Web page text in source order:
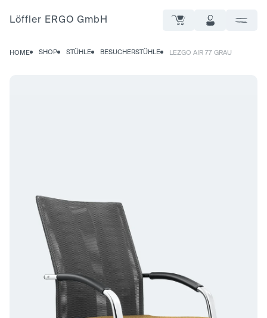
Löffler ERGO GmbH
HOME SHOP STÜHLE BESUCHERSTÜHLE LEZGO AIR 77 GRAU